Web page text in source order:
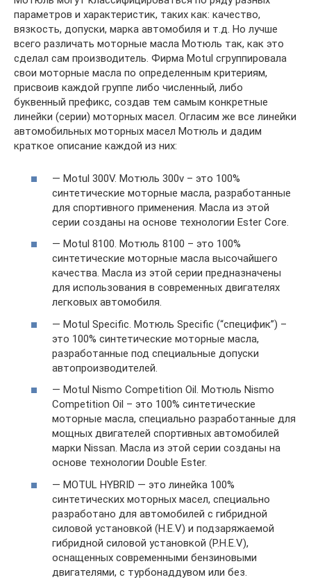
параметров и характеристик, таких как: качество,
вязкость, допуски, марка автомобиля и т.д. Но лучше
всего различать моторные масла Мотюль так, как это
сделал сам производитель. Фирма Motul сгруппировала
свои моторные масла по определенным критериям,
присвоив каждой группе либо численный, либо
буквенный префикс, создав тем самым конкретные
линейки (серии) моторных масел. Огласим же все линейки
автомобильных моторных масел Мотюль и дадим
краткое описание каждой из них:
— Motul 300V. Мотюль 300v – это 100%
синтетические моторные масла, разработанные
для спортивного применения. Масла из этой
серии созданы на основе технологии Ester Core.
— Motul 8100. Мотюль 8100 – это 100%
синтетические моторные масла высочайшего
качества. Масла из этой серии предназначены
для использования в современных двигателях
легковых автомобиля.
— Motul Specific. Мотюль Specific (“специфик”) –
это 100% синтетические моторные масла,
разработанные под специальные допуски
автопроизводителей.
— Motul Nismo Competition Oil. Мотюль Nismo
Competition Oil – это 100% синтетические
моторные масла, специально разработанные для
мощных двигателей спортивных автомобилей
марки Nissan. Масла из этой серии созданы на
основе технологии Double Ester.
— MOTUL HYBRID — это линейка 100%
синтетических моторных масел, специально
разработано для автомобилей с гибридной
силовой установкой (H.E.V) и подзаряжаемой
гибридной силовой установкой (P.H.E.V),
оснащенных современными бензиновыми
двигателями, с турбонаддувом или без.